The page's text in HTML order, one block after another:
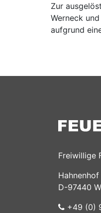
Zur
Werneck
aufgrund
Freiwillige
Hahnenhof
D-97440
+49 (0)